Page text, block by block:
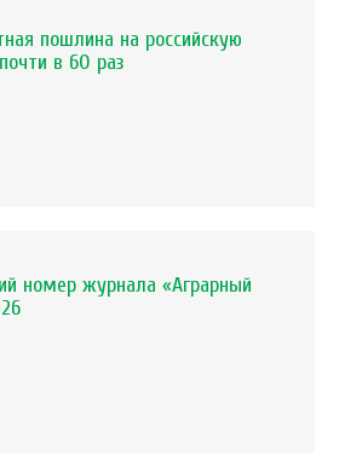
пошлина на российскую
в 60 раз
номер журнала «Аграрный